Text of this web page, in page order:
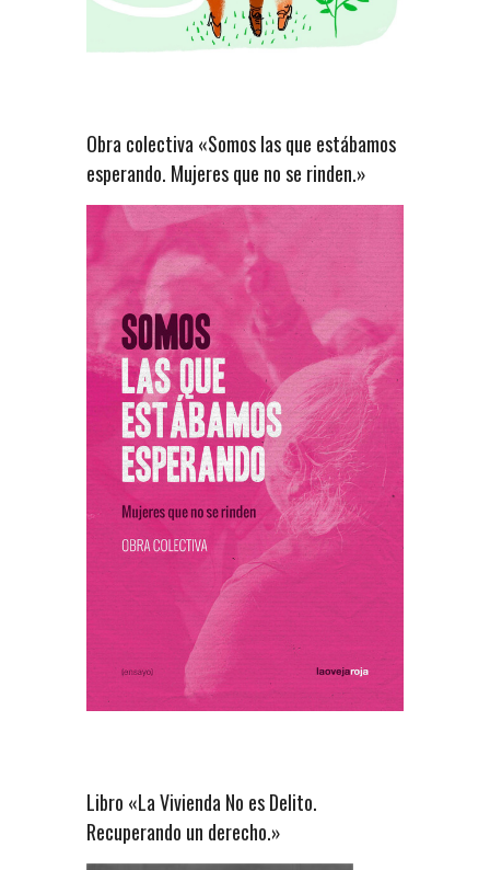
Obra colectiva «Somos las que estábamos
esperando. Mujeres que no se rinden.»
Libro «La Vivienda No es Delito.
Recuperando un derecho.»